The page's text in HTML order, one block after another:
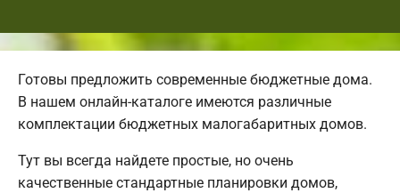
Готовы предложить современные бюджетные дома.
В нашем онлайн-каталоге имеются различные
комплектации бюджетных малогабаритных домов.
Тут вы всегда найдете простые, но очень
качественные стандартные планировки домов,